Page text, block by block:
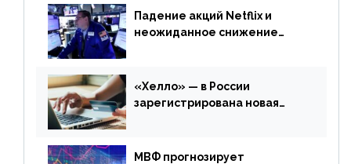
Падение акций Netflix и
неожиданное снижение
апреля
«Хелло» — в России
зарегистрирована новая
МВФ прогнозирует